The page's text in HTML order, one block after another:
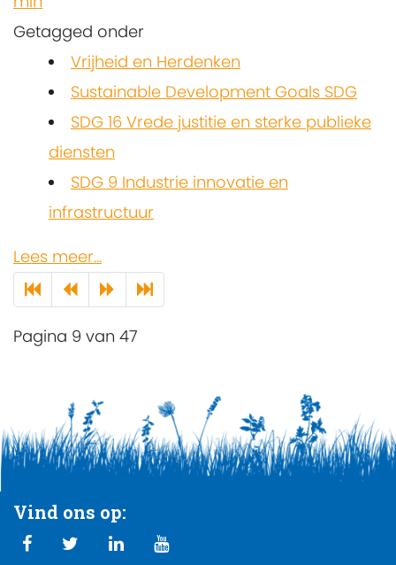
Getagged onder
Vrijheid en Herdenken
Sustainable Development Goals SDG
SDG 16 Vrede justitie en sterke publieke
diensten
SDG 9 Industrie innovatie en
infrastructuur
Lees meer...
Pagina 9 van 47
Vind ons op: